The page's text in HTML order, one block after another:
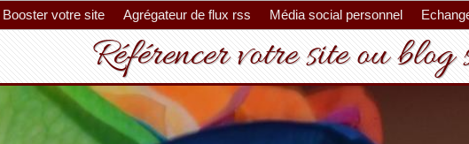
Booster votre site Agrégateur de flux rss Média social personnel
Référencer votre site ou